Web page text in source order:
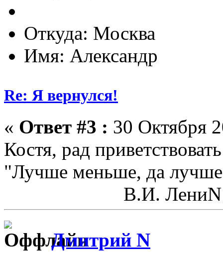
Откуда: Москва
Имя: Александр
Re: Я вернулся!
« Ответ #3 : 30 Октября
Костя, рад
"Лучше меньше, да
В.И. ЛениN
Дмитрий N